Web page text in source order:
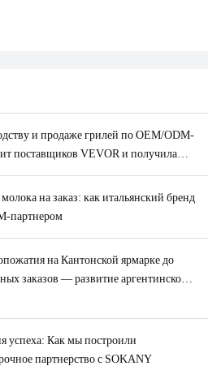
и продаже грилей по OEM/ODM-
поставщиков VEVOR и получила
на заказ: как итальянский бренд
партнером
на Кантонской ярмарке до
заказов — развитие аргентинского
от производителя.
успеха: Как мы построили
партнерство с SOKANY